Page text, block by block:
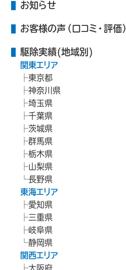
お知らせ
お客様の声（口コミ・評価）
駆除実績(地域別)
関東エリア
東京都
神奈川県
埼玉県
千葉県
茨城県
群馬県
栃木県
山梨県
長野県
東海エリア
愛知県
三重県
岐阜県
静岡県
関西エリア
大阪府